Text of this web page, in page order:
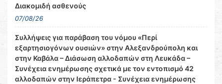
Διακομιδή ασθενούς
07/08/26
Συλλήψεις για παράβαση του νόμου «Περί
εξαρτησιογόνων ουσιών» στην Αλεξανδρούπολη και
στην Καβάλα – Διάσωση αλλοδαπών στη Λευκάδα –
Συνέχεια ενημέρωσης σχετικά με τον εντοπισμό 42
αλλοδαπών στην Ιεράπετρα - Συνέχεια ενημέρωσης